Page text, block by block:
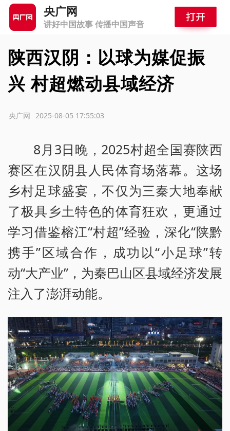
央广网
讲好中国故事 传播中国声音
陕西汉阴：以球为媒促振
兴 村超燃动县域经济
2025-08-05 17:55:03
央广网
8月3日晚，2025村超全国赛陕西
赛区在汉阴县人民体育场落幕。这场
乡村足球盛宴，不仅为三秦大地奉献
了极具乡土特色的体育狂欢，更通过
学习借鉴榕江“村超”经验，深化“陕黔
携手”区域合作，成功以“小足球”转
动“大产业”，为秦巴山区县域经济发展
注入了澎湃动能。